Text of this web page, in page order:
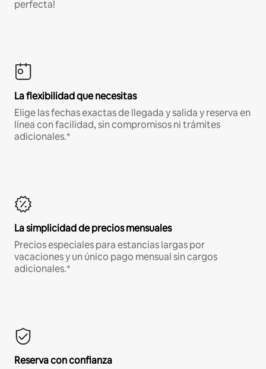
perfecta!
La flexibilidad que necesitas
Elige las fechas exactas de llegada y salida y reserva en
línea con facilidad, sin compromisos ni trámites
adicionales.*
La simplicidad de precios mensuales
Precios especiales para estancias largas por
vacaciones y un único pago mensual sin cargos
adicionales.*
Reserva con confianza